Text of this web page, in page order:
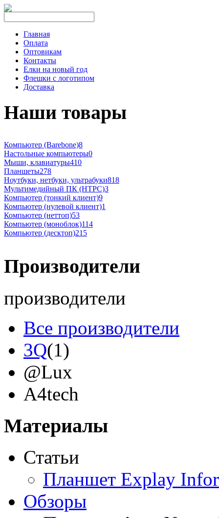
Главная
Оплата
Оптовикам
Контакты
Елки на новый год
Флешки с логотипом
Доставка
Наши товары
Компьютер (Barebone)8
Настольные компьютеры0
Мыши, клавиатуры410
Планшеты278
Ноутбуки, нетбуки, ультрабуки818
Мультимедийный ПК (HTPC)3
Компьютер (тонкий клиент)9
Компьютер (нулевой клиент)1
Компьютер (неттоп)53
Компьютер (моноблок)114
Компьютер (десктоп)215
Производители
производители
Все производители
3Q(1)
@Lux
A4tech
Acme
Ainol(9)
Altinet
Amazon
Материалы
Статьи
Планшет Explay
Обзоры